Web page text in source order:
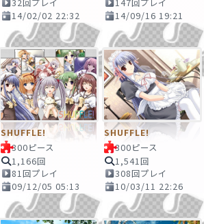
32回プレイ
14/02/02 22:32
147回プレイ
14/09/16 19:21
SHUFFLE!
300ピース
1,166回
81回プレイ
09/12/05 05:13
SHUFFLE!
300ピース
1,541回
308回プレイ
10/03/11 22:26